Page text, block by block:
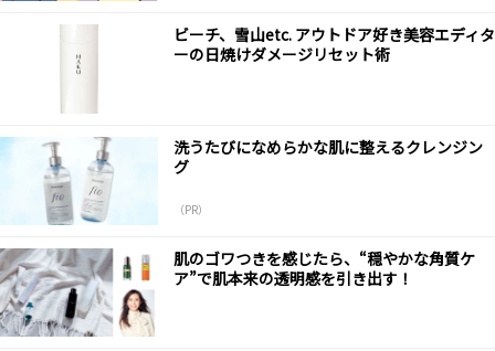
ビーチ、雪山etc. アウトドア好き美容エディタ
ーの日焼けダメージリセット術
洗うたびになめらかな肌に整えるクレンジン
グ
（PR）
肌のゴワつきを感じたら、“穏やかな角質ケ
ア”で肌本来の透明感を引き出す！